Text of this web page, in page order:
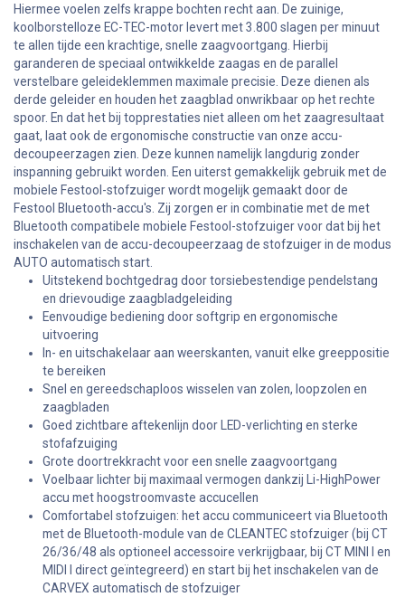
Hiermee voelen zelfs krappe bochten recht aan. De zuinige,
koolborstelloze EC-TEC-motor levert met 3.800 slagen per minuut
te allen tijde een krachtige, snelle zaagvoortgang. Hierbij
garanderen de speciaal ontwikkelde zaagas en de parallel
verstelbare geleideklemmen maximale precisie. Deze dienen als
derde geleider en houden het zaagblad onwrikbaar op het rechte
spoor. En dat het bij topprestaties niet alleen om het zaagresultaat
gaat, laat ook de ergonomische constructie van onze accu-
decoupeerzagen zien. Deze kunnen namelijk langdurig zonder
inspanning gebruikt worden. Een uiterst gemakkelijk gebruik met de
mobiele Festool-stofzuiger wordt mogelijk gemaakt door de
Festool Bluetooth-accu's. Zij zorgen er in combinatie met de met
Bluetooth compatibele mobiele Festool-stofzuiger voor dat bij het
inschakelen van de accu-decoupeerzaag de stofzuiger in de modus
AUTO automatisch start.
Uitstekend bochtgedrag door torsiebestendige pendelstang
en drievoudige zaagbladgeleiding
Eenvoudige bediening door softgrip en ergonomische
uitvoering
In- en uitschakelaar aan weerskanten, vanuit elke greeppositie
te bereiken
Snel en gereedschaploos wisselen van zolen, loopzolen en
zaagbladen
Goed zichtbare aftekenlijn door LED-verlichting en sterke
stofafzuiging
Grote doortrekkracht voor een snelle zaagvoortgang
Voelbaar lichter bij maximaal vermogen dankzij Li-HighPower
accu met hoogstroomvaste accucellen
Comfortabel stofzuigen: het accu communiceert via Bluetooth
met de Bluetooth-module van de CLEANTEC stofzuiger (bij CT
26/36/48 als optioneel accessoire verkrijgbaar, bij CT MINI I en
MIDI I direct geïntegreerd) en start bij het inschakelen van de
CARVEX automatisch de stofzuiger